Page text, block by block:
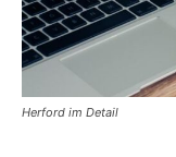
Herford im Detail